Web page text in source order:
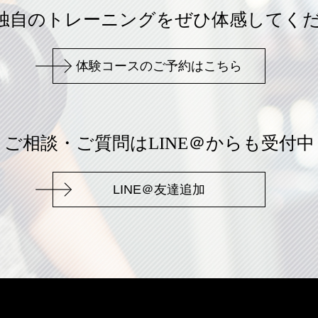
自のトレーニングをぜひ体感してく
体験コースのご予約はこちら
ご相談・ご質問はLINE＠からも受付中
LINE＠友達追加